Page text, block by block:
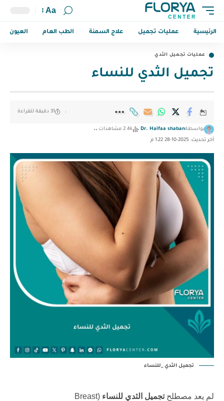
Aa
الرئيسية عمليات تجميل علاج السمنة الطب العام العيون
عمليات تجميل الثدي
تجميل الثدي ‏للنساء
آخر تحديث: 2025-10-28 1:22 م
بواسطةDr. Haifaa shaban 2.4k مشاهدات
31 دقيقة للقراءة
تجميل الثدي _للنساء
لم يعد مصطلحتجميل الثدي ‏للنساء (Breast